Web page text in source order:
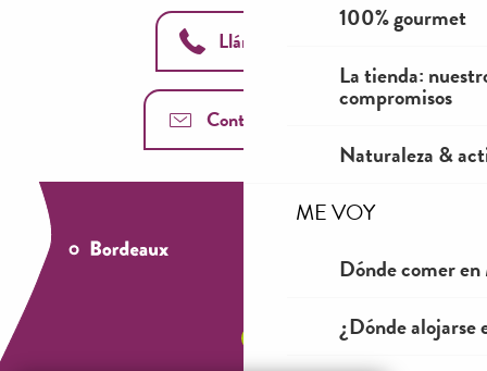
100% gourmet
La tienda:
compromisos
Naturaleza &
ME VOY
Dónde comer
¿Dónde alojarse
Llámanos
Contáctenos